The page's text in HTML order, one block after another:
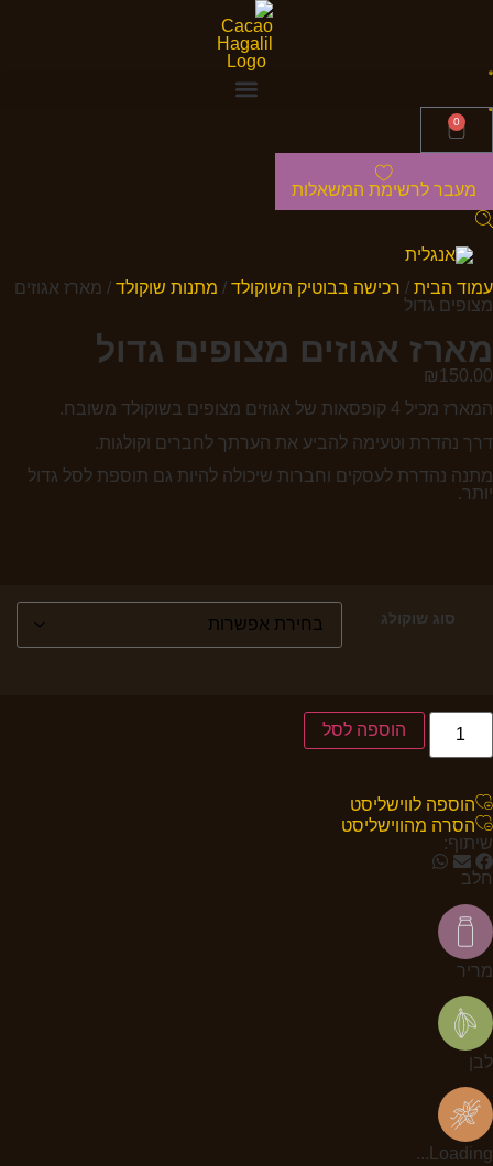
0
מעבר לרשימת המשאלות
עמוד הבית / רכישה בבוטיק השוקולד / מתנות שוקולד / מארז אגוזים
מצופים גדול
מארז אגוזים מצופים גדול
₪ 150.00
המארז מכיל 4 קופסאות של אגוזים מצופים בשוקולד משובח.
דרך נהדרת וטעימה להביע את הערתך לחברים וקולגות.
מתנה נהדרת לעסקים וחברות שיכולה להיות גם תוספת לסל גדול
יותר.
סוג שוקולג
הוספה לסל
הוספה לווישליסט
הסרה מהווישליסט
שיתוף:
חלב
מריר
לבן
Loading...